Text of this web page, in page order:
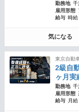
勤務地 千
雇用形態
給与 時
気になる
東京自動
2級自
ヶ月実
勤務地 千
雇用形態
給与
月